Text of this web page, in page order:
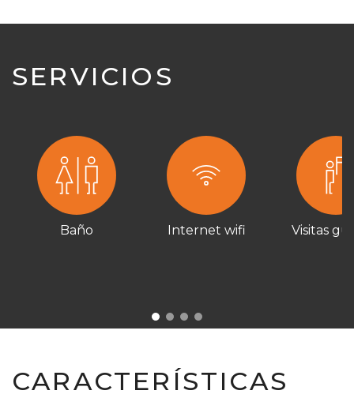
SERVICIOS
Baño Internet wifi Visitas
CARACTERÍSTICAS